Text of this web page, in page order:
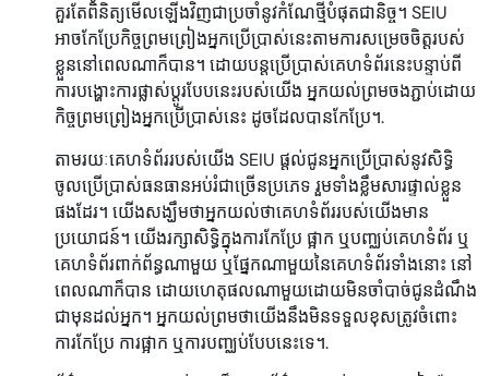
គួរតែពិនិត្យមើលឡើងវិញជាប្រចាំនូវកំណែថ្មីបំផុតជានិច្ច។ SEIU
អាចកែប្រែកិច្ចព្រមព្រៀងអ្នកប្រើប្រាស់នេះតាមការសម្រេចចិត្តរបស់
ខ្លួននៅពេលណាក៏បាន។ ដោយបន្តប្រើប្រាស់គេហទំព័រនេះបន្ទាប់ពី
ការបង្ហោះការផ្លាស់ប្តូរបែបនេះរបស់យើង អ្នកយល់ព្រមចងភ្ជាប់ដោយ
កិច្ចព្រមព្រៀងអ្នកប្រើប្រាស់នេះ ដូចដែលបានកែប្រែ។.
តាមរយៈគេហទំព័ររបស់យើង SEIU ផ្តល់ជូនអ្នកប្រើប្រាស់នូវសិទ្ធិ
ចូលប្រើប្រាស់ធនធានអប់រំជាច្រើនប្រភេទ រួមទាំងខ្លឹមសារផ្ទាល់ខ្លួន
ផងដែរ។ យើងសង្ឃឹមថាអ្នកយល់ថាគេហទំព័ររបស់យើងមាន
ប្រយោជន៍។ យើងរក្សាសិទ្ធិក្នុងការកែប្រែ ផ្អាក ឬបញ្ឈប់គេហទំព័រ ឬ
គេហទំព័រពាក់ព័ន្ធណាមួយ ឬផ្នែកណាមួយនៃគេហទំព័រទាំងនោះ នៅ
ពេលណាក៏បាន ដោយហេតុផលណាមួយដោយមិនចាំបាច់ជូនដំណឹង
ជាមុនដល់អ្នក។ អ្នកយល់ព្រមថាយើងនឹងមិនទទួលខុសត្រូវចំពោះ
ការកែប្រែ ការផ្អាក ឬការបញ្ឈប់បែបនេះទេ។.